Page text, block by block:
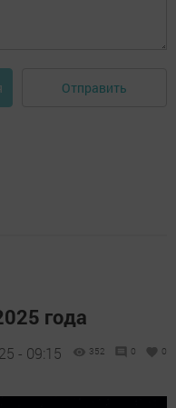
Отправить
года
- 09:15 352 0 0